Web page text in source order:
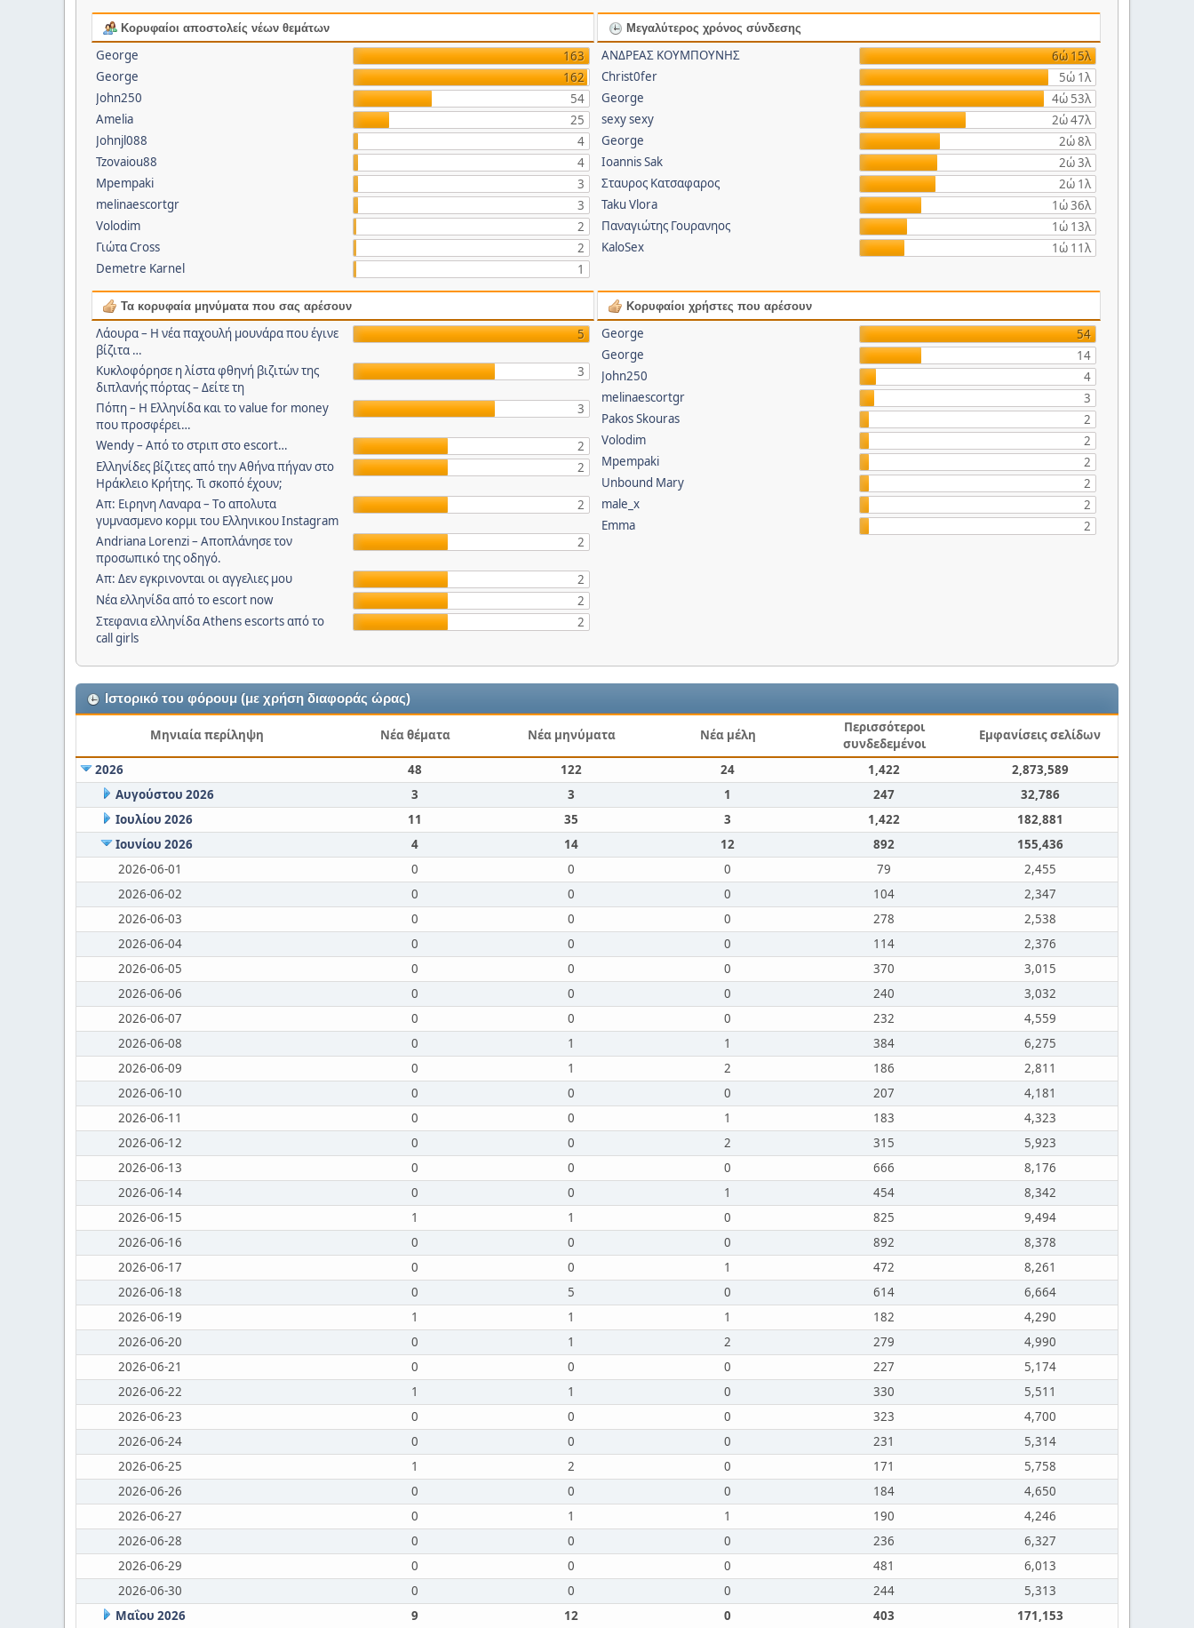
Κορυφαίοι αποστολείς νέων θεμάτων
George
163
George
162
John250
54
Amelia
25
Johnjl088
4
Tzovaiou88
4
Mpempaki
3
melinaescortgr
3
Volodim
2
Γιώτα Cross
2
Demetre Karnel
1
Μεγαλύτερος χρόνος σύνδεσης
ΑΝΔΡΕΑΣ ΚΟΥΜΠΟΥΝΗΣ
6ώ 15λ
Christ0fer
5ώ 1λ
George
4ώ 53λ
sexy sexy
2ώ 47λ
George
2ώ 8λ
Ioannis Sak
2ώ 3λ
Σταυρος Κατσαφαρος
2ώ 1λ
Taku Vlora
1ώ 36λ
Παναγιώτης Γουρανηος
1ώ 13λ
KaloSex
1ώ 11λ
Τα κορυφαία μηνύματα που σας αρέσουν
Λάουρα – Η νέα παχουλή μουνάρα που έγινε
βίζιτα …
5
Κυκλοφόρησε η λίστα φθηνή βιζιτών της
διπλανής πόρτας – Δείτε τη
3
Πόπη – Η Ελληνίδα και το value for money
που προσφέρει…
3
Wendy – Από το στριπ στο escort…
2
Ελληνίδες βίζιτες από την Αθήνα πήγαν στο
Ηράκλειο Κρήτης. Τι σκοπό έχουν;
2
Απ: Ειρηνη Λαναρα – Tο απολυτα
γυμνασμενο κορμι του Ελληνικου Instagram
2
Andriana Lorenzi – Αποπλάνησε τον
προσωπικό της οδηγό.
2
Απ: Δεν εγκρινονται οι αγγελιες μου
2
Νέα ελληνίδα από το escort now
2
Στεφανια ελληνίδα Athens escorts από το
call girls
2
Κορυφαίοι χρήστες που αρέσουν
George
54
George
14
John250
4
melinaescortgr
3
Pakos Skouras
2
Volodim
2
Mpempaki
2
Unbound Mary
2
male_x
2
Emma
2
Ιστορικό του φόρουμ (με χρήση διαφοράς ώρας)
Μηνιαία περίληψη Νέα θέματα Νέα μηνύματα Νέα μέλη
Περισσότεροι
συνδεδεμένοι
Εμφανίσεις σελίδων
2026 48 122 24 1,422
2,873,589
Αυγούστου 2026
3 3 1 247
32,786
Ιουλίου 2026
11 35 3 1,422
182,881
Ιουνίου 2026
4 14 12 892
155,436
2026-06-01
0 0 0 79
2,455
2026-06-02
0 0 0 104
2,347
2026-06-03
0 0 0 278
2,538
2026-06-04
0 0 0 114
2,376
2026-06-05
0 0 0 370
3,015
2026-06-06
0 0 0 240
3,032
2026-06-07
0 0 0 232
4,559
2026-06-08
0 1 1 384
6,275
2026-06-09
0 1 2 186
2,811
2026-06-10
0 0 0 207
4,181
2026-06-11
0 0 1 183
4,323
2026-06-12
0 0 2 315
5,923
2026-06-13
0 0 0 666
8,176
2026-06-14
0 0 1 454
8,342
2026-06-15
1 1 0 825
9,494
2026-06-16
0 0 0 892
8,378
2026-06-17
0 0 1 472
8,261
2026-06-18
0 5 0 614
6,664
2026-06-19
1 1 1 182
4,290
2026-06-20
0 1 2 279
4,990
2026-06-21
0 0 0 227
5,174
2026-06-22
1 1 0 330
5,511
2026-06-23
0 0 0 323
4,700
2026-06-24
0 0 0 231
5,314
2026-06-25
1 2 0 171
5,758
2026-06-26
0 0 0 184
4,650
2026-06-27
0 1 1 190
4,246
2026-06-28
0 0 0 236
6,327
2026-06-29
0 0 0 481
6,013
2026-06-30
0 0 0 244
5,313
Μαΐου 2026
9 12 0 403 171,153